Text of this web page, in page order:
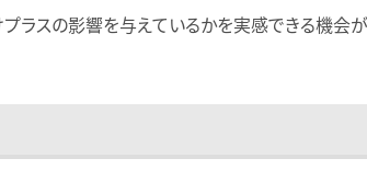
ラスの影響を与えているかを実感できる機会